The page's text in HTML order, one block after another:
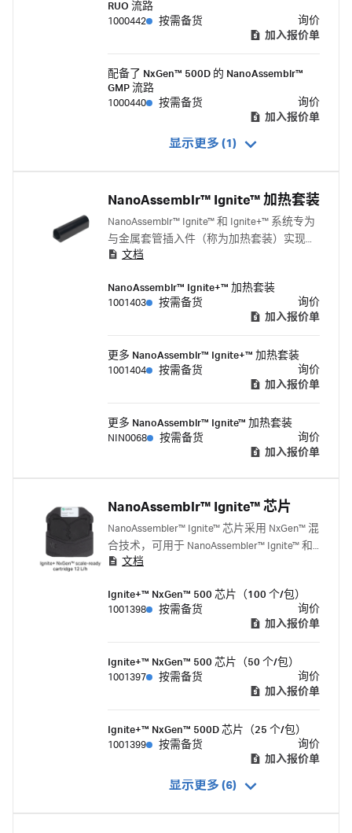
RUO 流路
1000442
按需备货
询价
加入报价单
配备了 NxGen™ 500D 的 NanoAssemblr™
GMP 流路
1000440
按需备货
询价
加入报价单
显示更多 (1)
NanoAssemblr™ Ignite™ 加热套装
NanoAssemblr™ Ignite™ 和 Ignite+™ 系统专为
与金属套管插入件（称为加热套装）实现无
缝操作而设计。这些金属套管巧妙地环绕在
能与不同尺寸的注射器紧密贴合，实现优秀
的热传递效果。
文档
NanoAssemblr™ Ignite+™ 加热套装
1001403
按需备货
询价
加入报价单
更多 NanoAssemblr™ Ignite+™ 加热套装
1001404
按需备货
询价
加入报价单
更多 NanoAssemblr™ Ignite™ 加热套装
NIN0068
按需备货
询价
加入报价单
NanoAssemblr™ Ignite™ 芯片
NanoAssembler™ Ignite™ 芯片采用 NxGen™ 混
合技术，可用于 NanoAssembler™ Ignite™ 和
NanoAssembler™ Ignite+™ 系统，以制备纳米
文档
Ignite+™ NxGen™ 500 芯片（100 个/包）
1001398
按需备货
询价
加入报价单
Ignite+™ NxGen™ 500 芯片（50 个/包）
1001397
按需备货
询价
加入报价单
Ignite+™ NxGen™ 500D 芯片（25 个/包）
1001399
按需备货
询价
加入报价单
显示更多 (6)